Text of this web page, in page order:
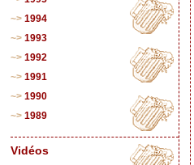
1994
1993
1992
1991
1990
1989
Vidéos